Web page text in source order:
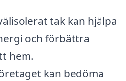
tak kan hjälpa
och förbättra
hem.
kan bedöma